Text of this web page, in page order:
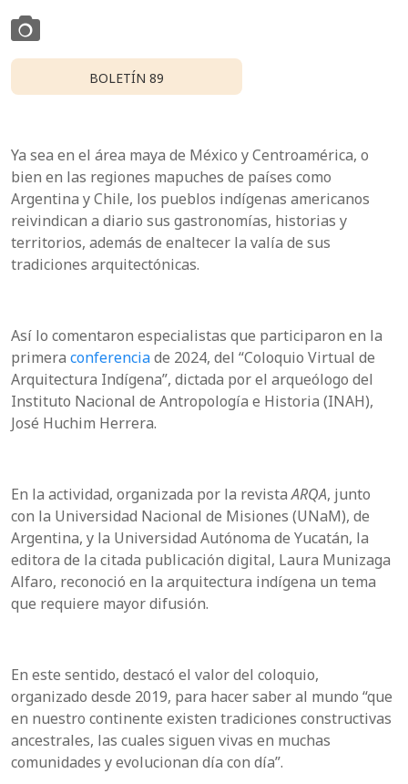
BOLETÍN 89
Ya sea en el área maya de México y Centroamérica, o
bien en las regiones mapuches de países como
Argentina y Chile, los pueblos indígenas americanos
reivindican a diario sus gastronomías, historias y
territorios, además de enaltecer la valía de sus
tradiciones arquitectónicas.
Así lo comentaron especialistas que participaron en la
primera conferenciade 2024, del “Coloquio Virtual de
Arquitectura Indígena”, dictada por el arqueólogo del
Instituto Nacional de Antropología e Historia (INAH),
José Huchim Herrera.
En la actividad, organizada por la revistaARQA, junto
con la Universidad Nacional de Misiones (UNaM), de
Argentina, y la Universidad Autónoma de Yucatán, la
editora de la citada publicación digital, Laura Munizaga
Alfaro, reconoció en la arquitectura indígena un tema
que requiere mayor difusión.
En este sentido, destacó el valor del coloquio,
organizado desde 2019, para hacer saber al mundo “que
en nuestro continente existen tradiciones constructivas
ancestrales, las cuales siguen vivas en muchas
comunidades y evolucionan día con día”.